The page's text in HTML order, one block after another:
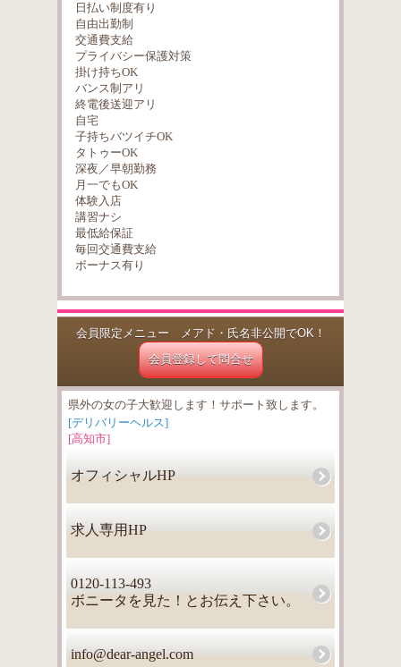
日払い制度有り
自由出勤制
交通費支給
プライバシー保護対策
掛け持ちOK
バンス制アリ
終電後送迎アリ
自宅
子持ちバツイチOK
タトゥーOK
深夜／早朝勤務
月一でもOK
体験入店
講習ナシ
最低給保証
毎回交通費支給
ボーナス有り
会員限定メニュー メアド・氏名非公開でOK！
会員登録して問合せ
県外の女の子大歓迎します！サポート致します。
[デリバリーヘルス]
[高知市]
オフィシャルHP
求人専用HP
0120-113-493
ボニータを見た！とお伝え下さい。
info@dear-angel.com